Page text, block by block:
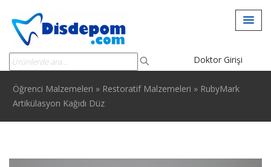
Doktor Girişi
Öğrenci Malzemeleri » Restoratif Malzemeleri » RubyMark
Artikülasyon Kağıdı Düz